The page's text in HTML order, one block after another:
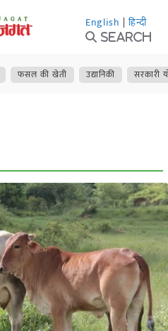
English | हिन्दी
Search
फसल की खेती उद्यानिकी सरकारी